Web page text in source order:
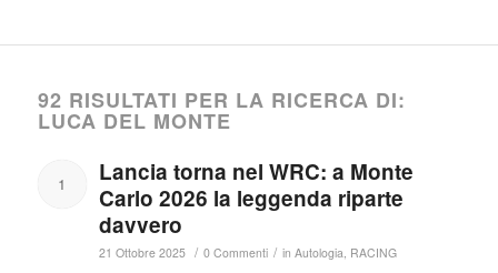
92 RISULTATI PER LA RICERCA DI:
LUCA DEL MONTE
1
Lancia torna nel WRC: a Monte
Carlo 2026 la leggenda riparte
davvero
21 Ottobre 2025 / 0 Commenti / in Autologia, RACING